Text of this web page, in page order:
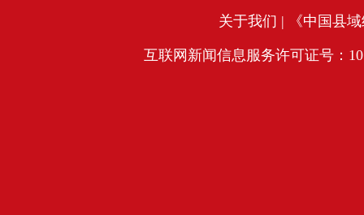
关于我们 | 《中国县
互联网新闻信息服务许可证号：